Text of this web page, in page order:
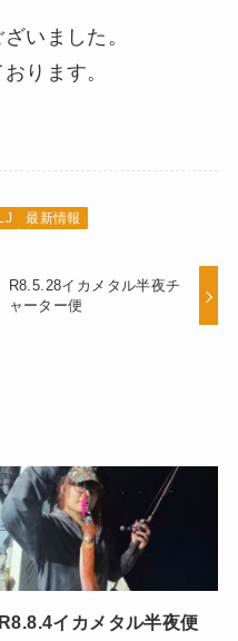
いました。
ります。
最新情報
R8.5.28イカメタル半夜チ
ャーター便
R8.8.4イカメタル半夜便